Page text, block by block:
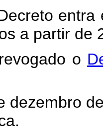
entra
a partir de
o
dezembro